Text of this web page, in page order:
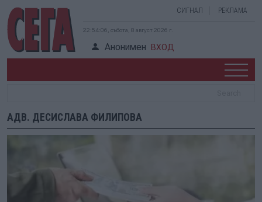
СИГНАЛ РЕКЛАМА
22:54:06, събота, 8 август 2026 г.
Анонимен ВХОД
АДВ. ДЕСИСЛАВА ФИЛИПОВА